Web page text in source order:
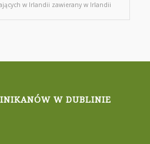
w Irlandii zawierany w Irlandii
W DUBLINIE